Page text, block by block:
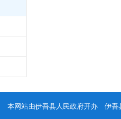
本网站由伊吾县人民政府开办 伊吾